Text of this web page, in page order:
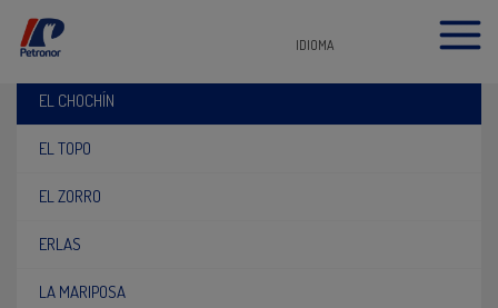
IDIOMA
EL CHOCHÍN
EL TOPO
EL ZORRO
ERLAS
LA MARIPOSA